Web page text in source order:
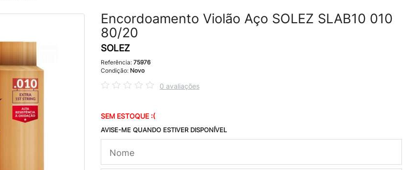
Encordoamento Violão Aço SOLEZ SLAB10 010
80/20
SOLEZ
Referência: 75976
Condição: Novo
0 avaliações
SEM ESTOQUE :(
AVISE-ME QUANDO ESTIVER DISPONÍVEL